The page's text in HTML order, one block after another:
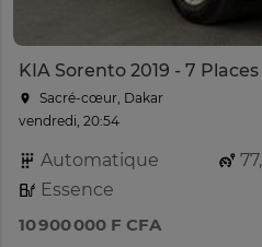
KIA Sorento 2019 - 7 Places
Sacré-cœur, Dakar
vendredi, 20:54
Automatique
Essence
10 900 000 F CFA